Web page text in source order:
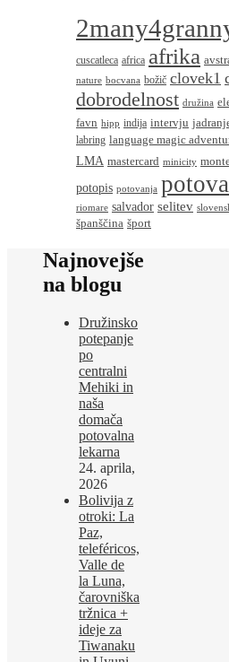
cuscatleca africa afrika
nature bocvana božič clovek1
dobrodelnost družina
favn hipp indija intervju
labring language magic
LMA mastercard minicity
potopis potovanja
riomare salvador selitev
španščina šport
Najnovejše
na blogu
Družinsko
potepanje
po
centralni
Mehiki in
naša
domača
potovalna
lekarna
24. aprila,
2026
Bolivija z
otroki: La
Paz,
teleféricos,
Valle de
la Luna,
čarovniška
tržnica +
ideje za
Tiwanaku